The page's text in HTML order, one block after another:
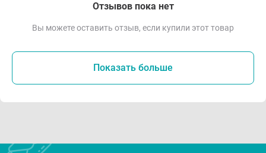
Отзывов пока нет
Вы можете оставить отзыв, если купили этот товар
Показать больше